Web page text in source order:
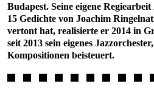
Budapest. Seine eigene Regiearbeit
15 Gedichte von Joachim
vertont hat, realisierte er 2014 in
seit 2013 sein eigenes
Kompositionen beisteuert.